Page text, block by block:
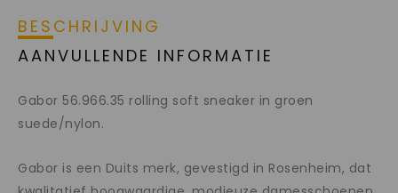
BESCHRIJVING
AANVULLENDE INFORMATIE
Gabor 56.966.35 rolling soft sneaker in groen
suede/nylon.
Gabor is een Duits merk, gevestigd in Rosenheim, dat